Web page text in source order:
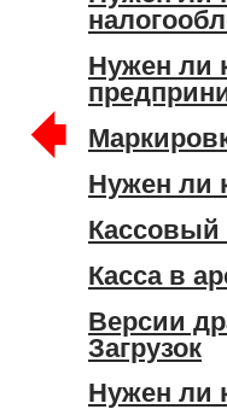
Нужен ли
Нужен ли
Кассовый
Касса в
Версии
Загрузок
Нужен ли
🠸